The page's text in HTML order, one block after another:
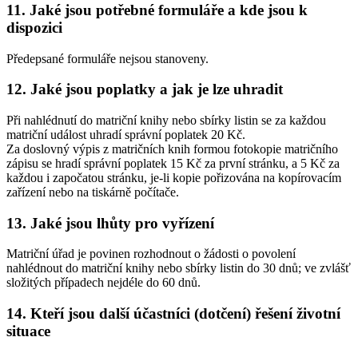
11. Jaké jsou potřebné formuláře a kde jsou k
dispozici
Předepsané formuláře nejsou stanoveny.
12. Jaké jsou poplatky a jak je lze uhradit
Při nahlédnutí do matriční knihy nebo sbírky listin se za každou
matriční událost uhradí správní poplatek 20 Kč.
Za doslovný výpis z matričních knih formou fotokopie matričního
zápisu se hradí správní poplatek 15 Kč za první stránku, a 5 Kč za
každou i započatou stránku, je-li kopie pořizována na kopírovacím
zařízení nebo na tiskárně počítače.
13. Jaké jsou lhůty pro vyřízení
Matriční úřad je povinen rozhodnout o žádosti o povolení
nahlédnout do matriční knihy nebo sbírky listin do 30 dnů; ve zvlášť
složitých případech nejdéle do 60 dnů.
14. Kteří jsou další účastníci (dotčení) řešení životní
situace